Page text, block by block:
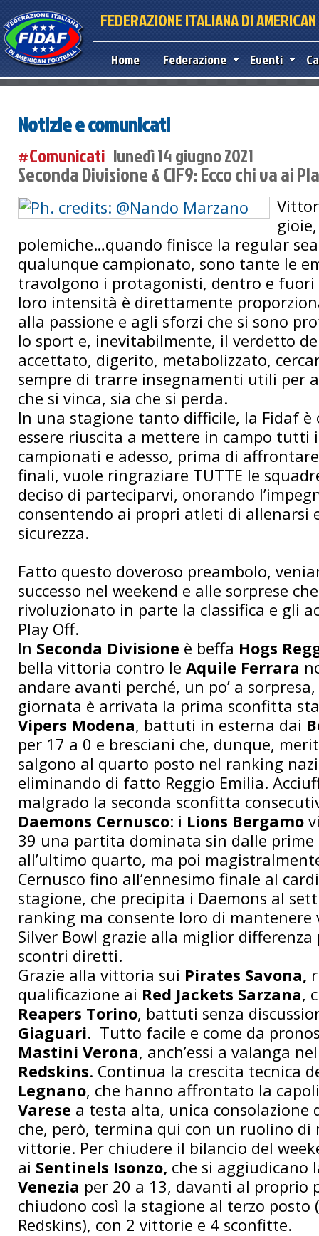
FEDERAZIONE ITALIANA DI
Home Federazione Eventi
Notizie e comunicati
#Comunicati lunedì 14 giugno 2021
Seconda Divisione & CIF9: Ecco chi va ai
polemiche…quando finisce la regular
qualunque campionato, sono tante le
travolgono i protagonisti, dentro e fuori
loro intensità è direttamente
alla passione e agli sforzi che si sono
lo sport e, inevitabilmente, il verdetto
accettato, digerito, metabolizzato,
sempre di trarre insegnamenti utili per
che si vinca, sia che si perda.
In una stagione tanto difficile, la Fidaf è
essere riuscita a mettere in campo tutti
campionati e adesso, prima di
finali, vuole ringraziare TUTTE le
deciso di parteciparvi, onorando
consentendo ai propri atleti di allenarsi
sicurezza.
Fatto questo doveroso preambolo,
successo nel weekend e alle sorprese
rivoluzionato in parte la classifica e gli
Play Off.
In Seconda Divisione è beffa Hogs
bella vittoria contro le Aquile Ferrara
andare avanti perché, un po’ a
giornata è arrivata la prima sconfitta
Vipers Modena, battuti in esterna dai
per 17 a 0 e bresciani che, dunque,
salgono al quarto posto nel ranking
eliminando di fatto Reggio Emilia.
malgrado la seconda sconfitta
Daemons Cernusco: i Lions Bergamo
39 una partita dominata sin dalle
all’ultimo quarto, ma poi
Cernusco fino all’ennesimo finale al
stagione, che precipita i Daemons al
ranking ma consente loro di mantenere
Silver Bowl grazie alla miglior
scontri diretti.
Grazie alla vittoria sui Pirates Savona,
qualificazione ai Red Jackets Sarzana,
Reapers Torino, battuti senza
Giaguari. Tutto facile e come da
Mastini Verona, anch’essi a valanga
Redskins. Continua la crescita tecnica
Legnano, che hanno affrontato la
Varese a testa alta, unica consolazione
che, però, termina qui con un ruolino di
vittorie. Per chiudere il bilancio del
ai Sentinels Isonzo, che si aggiudicano
Venezia per 20 a 13, davanti al proprio
chiudono così la stagione al terzo posto
Redskins), con 2 vittorie e 4 sconfitte.